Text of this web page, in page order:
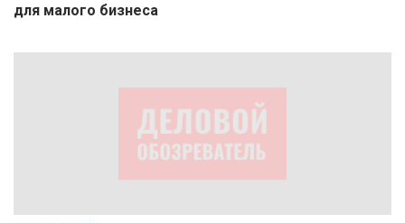
для малого бизнеса